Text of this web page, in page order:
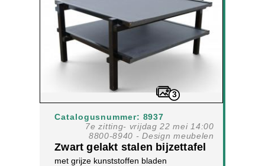
3
Catalogusnummer: 8937
7e zitting- vrijdag 22 mei 14:00
8800-8940 - Design meubelen
Zwart gelakt stalen bijzettafel
met grijze kunststoffen bladen